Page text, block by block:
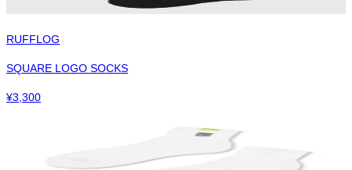
RUFFLOG
SQUARE LOGO SOCKS
¥3,300